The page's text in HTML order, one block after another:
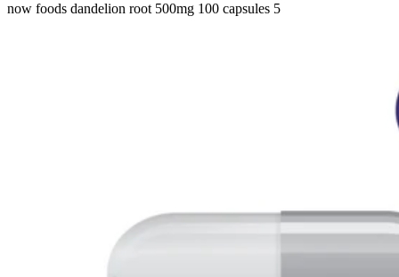
now foods dandelion root 500mg 100 capsules 5